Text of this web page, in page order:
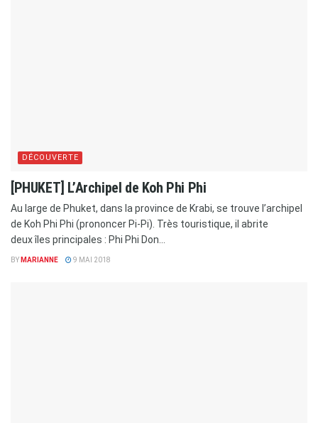
DÉCOUVERTE
[PHUKET] L’Archipel de Koh Phi Phi
Au large de Phuket, dans la province de Krabi, se trouve l’archipel
de Koh Phi Phi (prononcer Pi-Pi). Très touristique, il abrite
deux îles principales : Phi Phi Don...
BY MARIANNE 9 MAI 2018